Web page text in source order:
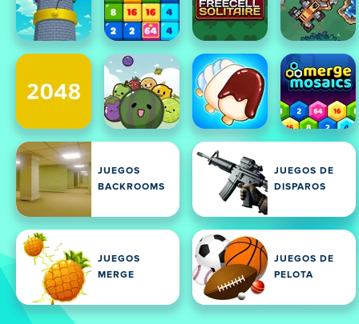
JUEGOS
BACKROOMS
JUEGOS DE
DISPAROS
JUEGOS
MERGE
JUEGOS DE
PELOTA